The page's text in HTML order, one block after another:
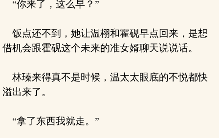
“你来了，这么早？”
饭点还不到，她让温栩和霍砚早点回来，是想
借机会跟霍砚这个未来的准女婿聊天说说话。
林瑧来得真不是时候，温太太眼底的不悦都快
溢出来了。
“拿了东西我就走。”